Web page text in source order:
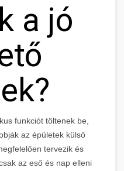
a jó
funkciót töltenek be,
az épületek külső
tervezik és
az eső és nap elleni